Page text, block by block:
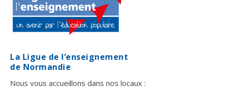
La Ligue de l’enseignement
de Normandie
Nous vous accueillons dans nos locaux :